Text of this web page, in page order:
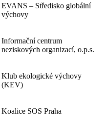
EVANS – Středisko globální
výchovy
Informační centrum
neziskových organizací, o.p.s.
Klub ekologické výchovy
(KEV)
Koalice SOS Praha